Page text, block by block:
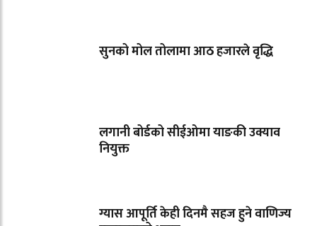
सुनको मोल तोलामा आठ हजारले वृद्धि
लगानी बोर्डको सीईओमा याङकी उक्याव
नियुक्त
ग्यास आपूर्ति केही दिनमै सहज हुने वाणिज्य